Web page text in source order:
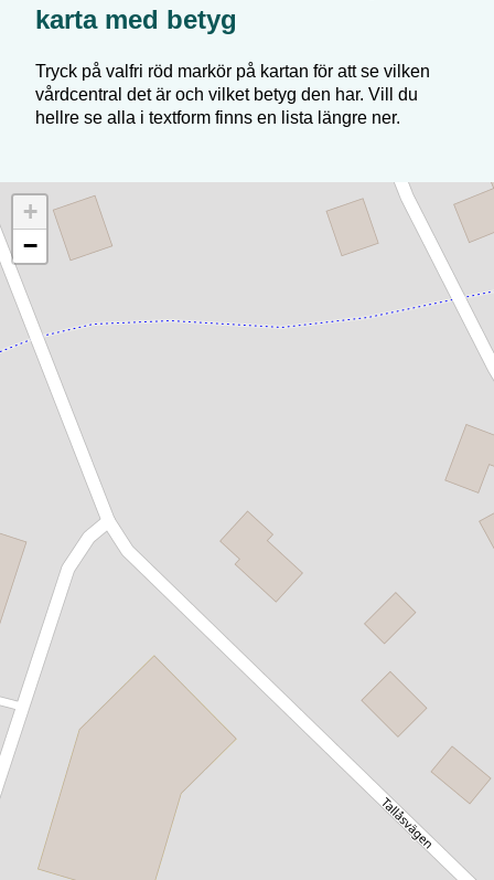
karta med betyg
Tryck på valfri röd markör på kartan för att se vilken
vårdcentral det är och vilket betyg den har. Vill du
hellre se alla i textform finns en lista längre ner.
+
−